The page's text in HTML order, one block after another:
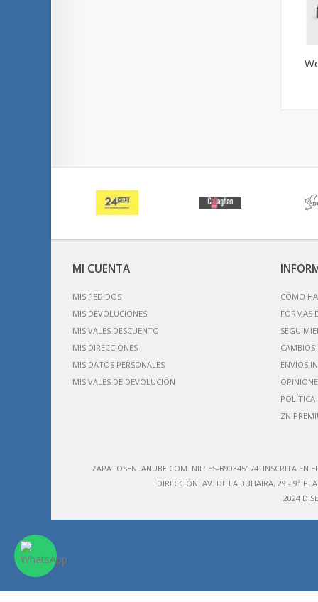
MI CUENTA
MIS PEDIDOS
MIS DEVOLUCIONES
MIS VALES DESCUENTO
MIS DIRECCIONES
MIS DATOS PERSONALES
MIS VALES DE DEVOLUCIÓN
CÓMO
FORMAS
CAMBIOS
ENVÍOS
POLÍTICA
ZN
ZAPATOSENLANUBE.COM. NIF: ES-B90345174. INSCRITA EN
DIRECCIÓN:AV. DE LA BUHAIRA, 29 - 9ª
2024